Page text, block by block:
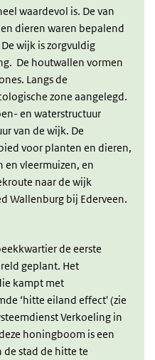
waardevol is. De van
dieren waren bepalend
wijk is zorgvuldig
De houtwallen vormen
Langs de
zone aangelegd.
en waterstructuur
van de wijk. De
voor planten en dieren,
en vleermuizen, en
naar de wijk
Wallenburg bij Ederveen.
de eerste
geplant. Het
kampt met
‘hitte eiland effect' (zie
Verkoeling in
honingboom is een
stad de hitte te